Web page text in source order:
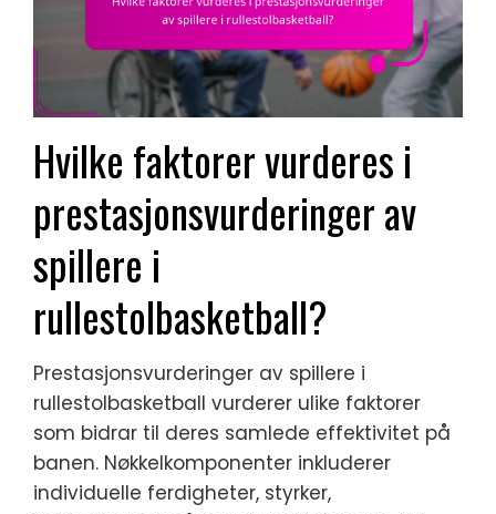
Hvilke faktorer vurderes i
prestasjonsvurderinger av
spillere i
rullestolbasketball?
Prestasjonsvurderinger av spillere i
rullestolbasketball vurderer ulike faktorer
som bidrar til deres samlede effektivitet på
banen. Nøkkelkomponenter inkluderer
individuelle ferdigheter, styrker,